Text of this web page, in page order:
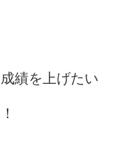
績を上げたい